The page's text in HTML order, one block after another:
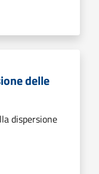
delle
dispersione